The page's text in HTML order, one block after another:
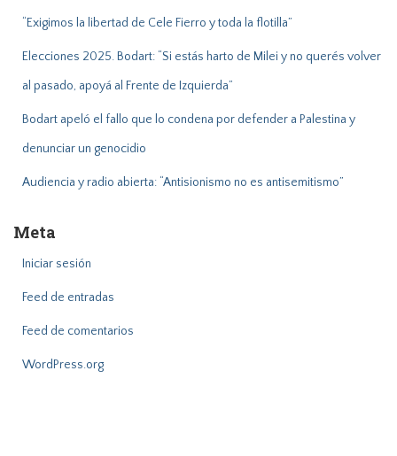
“Exigimos la libertad de Cele Fierro y toda la flotilla”
Elecciones 2025. Bodart: “Si estás harto de Milei y no querés volver
al pasado, apoyá al Frente de Izquierda”
Bodart apeló el fallo que lo condena por defender a Palestina y
denunciar un genocidio
Audiencia y radio abierta: “Antisionismo no es antisemitismo”
Meta
Iniciar sesión
Feed de entradas
Feed de comentarios
WordPress.org